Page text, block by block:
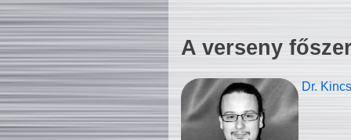
A verseny
Dr.